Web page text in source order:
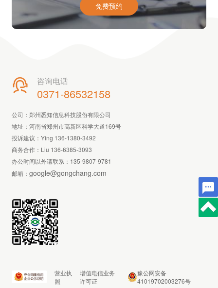
免费预约
 咨询电话
0371-86532158
公司：郑州悉知信息科技股份有限公司
地址：河南省郑州市高新区科学大道169号
投诉建议：Ying 136-1380-3492
商务合作：Liu 136-6385-3093
办公时间以外请联系： 135-9807-9781
邮箱： google@gongchang.com
营业执
照
增值电信业务
许可证
豫公网安备
41019702003276号